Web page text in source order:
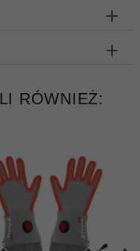
RÓWNIEŻ: